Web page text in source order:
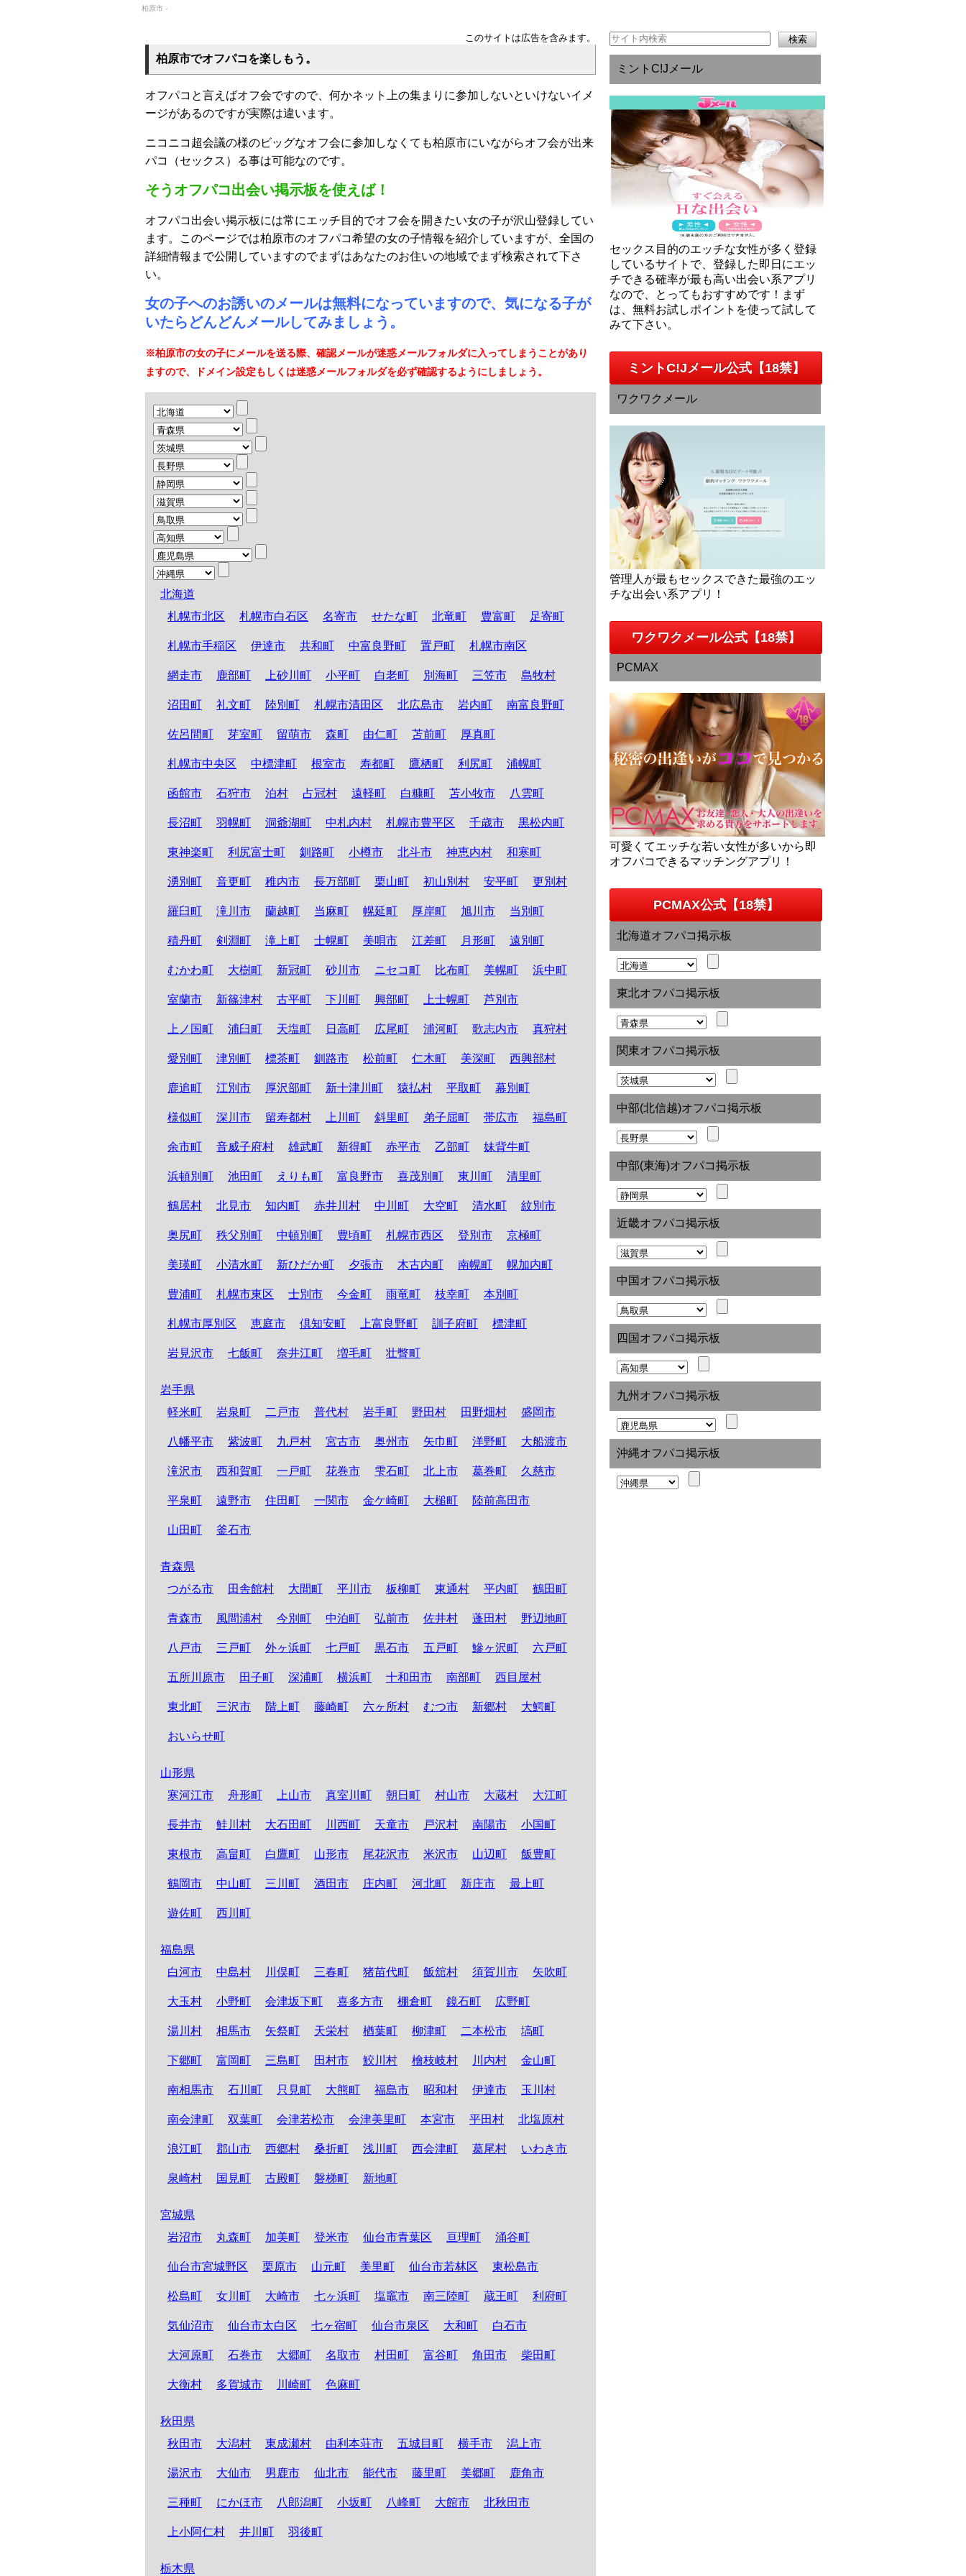
柏原市 -
このサイトは広告を含みます。
柏原市でオフパコを楽しもう。
オフパコと言えばオフ会ですので、何かネット上の集まりに参加しないといけないイメ
ージがあるのですが実際は違います。
ニコニコ超会議の様のビッグなオフ会に参加しなくても柏原市にいながらオフ会が出来
パコ（セックス）る事は可能なのです。
そうオフパコ出会い掲示板を使えば！
オフパコ出会い掲示板には常にエッチ目的でオフ会を開きたい女の子が沢山登録してい
ます。このページでは柏原市のオフパコ希望の女の子情報を紹介していますが、全国の
詳細情報まで公開していますのでまずはあなたのお住いの地域でまず検索されて下さ
い。
女の子へのお誘いのメールは無料になっていますので、気になる子が
いたらどんどんメールしてみましょう。
※柏原市の女の子にメールを送る際、確認メールが迷惑メールフォルダに入ってしまうことがあり
ますので、ドメイン設定もしくは迷惑メールフォルダを必ず確認するようにしましょう。
北海道
札幌市北区
札幌市白石区 名寄市 せたな町 北竜町 豊富町 足寄町
札幌市手稲区 伊達市 共和町 中富良野町 置戸町 札幌市南区
網走市 鹿部町 上砂川町 小平町 白老町 別海町 三笠市 島牧村
沼田町 礼文町 陸別町 札幌市清田区 北広島市 岩内町 南富良野町
佐呂間町 芽室町 留萌市 森町 由仁町 苫前町 厚真町
札幌市中央区 中標津町 根室市 寿都町 鷹栖町 利尻町 浦幌町
函館市 石狩市 泊村 占冠村 遠軽町 白糠町 苫小牧市 八雲町
長沼町 羽幌町 洞爺湖町 中札内村 札幌市豊平区 千歳市 黒松内町
東神楽町 利尻富士町 釧路町 小樽市 北斗市 神恵内村 和寒町
湧別町 音更町 稚内市 長万部町 栗山町 初山別村 安平町 更別村
羅臼町 滝川市 蘭越町 当麻町 幌延町 厚岸町 旭川市 当別町
積丹町 剣淵町 滝上町 士幌町 美唄市 江差町 月形町 遠別町
むかわ町 大樹町 新冠町 砂川市 ニセコ町 比布町 美幌町 浜中町
室蘭市 新篠津村 古平町 下川町 興部町 上士幌町 芦別市
上ノ国町 浦臼町 天塩町 日高町 広尾町 浦河町 歌志内市 真狩村
愛別町 津別町 標茶町 釧路市 松前町 仁木町 美深町 西興部村
鹿追町 江別市 厚沢部町 新十津川町 猿払村 平取町 幕別町
様似町 深川市 留寿都村 上川町 斜里町 弟子屈町 帯広市 福島町
余市町 音威子府村 雄武町 新得町 赤平市 乙部町 妹背牛町
浜頓別町 池田町 えりも町 富良野市 喜茂別町 東川町 清里町
鶴居村 北見市 知内町 赤井川村 中川町 大空町 清水町 紋別市
奥尻町 秩父別町 中頓別町 豊頃町 札幌市西区 登別市 京極町
美瑛町 小清水町 新ひだか町 夕張市 木古内町 南幌町 幌加内町
豊浦町 札幌市東区 士別市 今金町 雨竜町 枝幸町 本別町
札幌市厚別区 恵庭市 倶知安町 上富良野町 訓子府町 標津町
岩見沢市 七飯町 奈井江町 増毛町 壮瞥町
岩手県
軽米町
岩泉町 二戸市 普代村 岩手町 野田村 田野畑村 盛岡市
八幡平市 紫波町 九戸村 宮古市 奥州市 矢巾町 洋野町 大船渡市
滝沢市 西和賀町 一戸町 花巻市 雫石町 北上市 葛巻町 久慈市
平泉町 遠野市 住田町 一関市 金ケ崎町 大槌町 陸前高田市
山田町 釜石市
青森県
つがる市
田舎館村 大間町 平川市 板柳町 東通村 平内町 鶴田町
青森市 風間浦村 今別町 中泊町 弘前市 佐井村 蓬田村 野辺地町
八戸市 三戸町 外ヶ浜町 七戸町 黒石市 五戸町 鰺ヶ沢町 六戸町
五所川原市 田子町 深浦町 横浜町 十和田市 南部町 西目屋村
東北町 三沢市 階上町 藤崎町 六ヶ所村 むつ市 新郷村 大鰐町
おいらせ町
山形県
寒河江市
舟形町 上山市 真室川町 朝日町 村山市 大蔵村 大江町
長井市 鮭川村 大石田町 川西町 天童市 戸沢村 南陽市 小国町
東根市 高畠町 白鷹町 山形市 尾花沢市 米沢市 山辺町 飯豊町
鶴岡市 中山町 三川町 酒田市 庄内町 河北町 新庄市 最上町
遊佐町 西川町
福島県
白河市
中島村 川俣町 三春町 猪苗代町 飯舘村 須賀川市 矢吹町
大玉村 小野町 会津坂下町 喜多方市 棚倉町 鏡石町 広野町
湯川村 相馬市 矢祭町 天栄村 楢葉町 柳津町 二本松市 塙町
下郷町 富岡町 三島町 田村市 鮫川村 檜枝岐村 川内村 金山町
南相馬市 石川町 只見町 大熊町 福島市 昭和村 伊達市 玉川村
南会津町 双葉町 会津若松市 会津美里町 本宮市 平田村 北塩原村
浪江町 郡山市 西郷村 桑折町 浅川町 西会津町 葛尾村 いわき市
泉崎村 国見町 古殿町 磐梯町 新地町
宮城県
岩沼市
丸森町 加美町 登米市 仙台市青葉区 亘理町 涌谷町
仙台市宮城野区 栗原市 山元町 美里町 仙台市若林区 東松島市
松島町 女川町 大崎市 七ヶ浜町 塩竈市 南三陸町 蔵王町 利府町
気仙沼市 仙台市太白区 七ヶ宿町 仙台市泉区 大和町 白石市
大河原町 石巻市 大郷町 名取市 村田町 富谷町 角田市 柴田町
大衡村 多賀城市 川崎町 色麻町
秋田県
秋田市
大潟村 東成瀬村 由利本荘市 五城目町 横手市 潟上市
湯沢市 大仙市 男鹿市 仙北市 能代市 藤里町 美郷町 鹿角市
三種町 にかほ市 八郎潟町 小坂町 八峰町 大館市 北秋田市
上小阿仁村 井川町 羽後町
栃木県
ミントC!Jメール
セックス目的のエッチな女性が多く登録
しているサイトで、登録した即日にエッ
チできる確率が最も高い出会い系アプリ
なので、とってもおすすめです！まず
は、無料お試しポイントを使って試して
みて下さい。
ミントC!Jメール公式【18禁】
ワクワクメール
管理人が最もセックスできた最強のエッ
チな出会い系アプリ！
ワクワクメール公式【18禁】
PCMAX
可愛くてエッチな若い女性が多いから即
オフパコできるマッチングアプリ！
PCMAX公式【18禁】
北海道オフパコ掲示板
東北オフパコ掲示板
関東オフパコ掲示板
中部(北信越)オフパコ掲示板
中部(東海)オフパコ掲示板
近畿オフパコ掲示板
中国オフパコ掲示板
四国オフパコ掲示板
九州オフパコ掲示板
沖縄オフパコ掲示板